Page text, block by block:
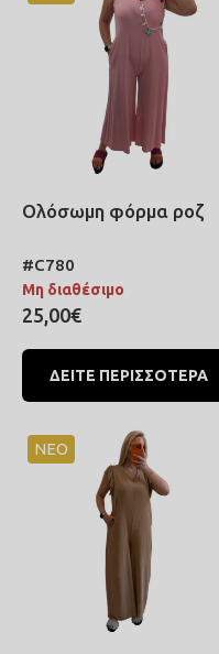
Ολόσωμη φόρμα ροζ
#C780
Μη διαθέσιμο
25,00€
ΔΕΙΤΕ ΠΕΡΙΣΣΟΤΕΡΑ
ΝΕΟ